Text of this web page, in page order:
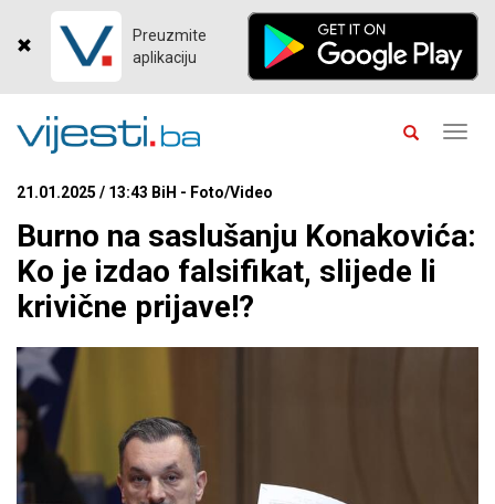
Preuzmite
aplikaciju
21.01.2025 / 13:43 BiH - Foto/Video
Burno na saslušanju Konakovića:
Ko je izdao falsifikat, slijede li
krivične prijave!?